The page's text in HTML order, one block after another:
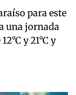
para este
una jornada
y 21°C y